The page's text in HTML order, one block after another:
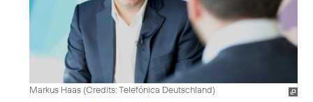
Markus Haas (Credits: Telefónica Deutschland)